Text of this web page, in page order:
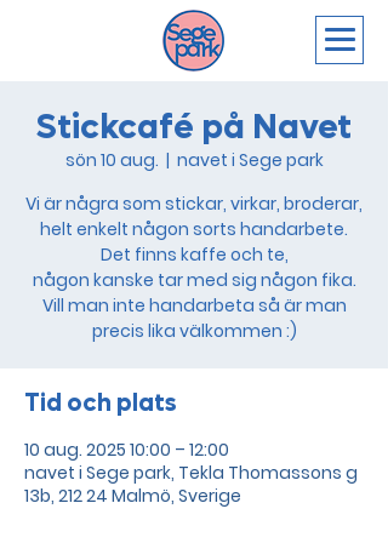
Stickcafé på Navet
sön 10 aug.
  |
navet i Sege park
Vi är några som stickar, virkar, broderar,
helt enkelt någon sorts handarbete.
Det finns kaffe och te,
någon kanske tar med sig någon fika.
Vill man inte handarbeta så är man
Tid och plats
10 aug. 2025 10:00 – 12:00
navet i Sege park, Tekla Thomassons g
13b, 212 24 Malmö, Sverige